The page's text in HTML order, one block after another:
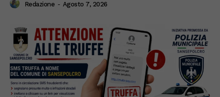
Redazione - Agosto 7, 2026